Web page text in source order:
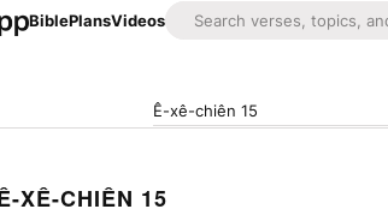
BiblePlansVideos
Ê-xê-chiên 15
XÊ-CHIÊN 15